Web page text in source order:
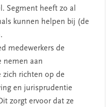
Segment heeft zo al
kunnen helpen bij (de
medewerkers de
nemen aan
zich richten op de
en jurisprudentie
zorgt ervoor dat ze